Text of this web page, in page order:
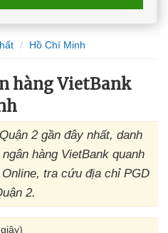
Hồ Chí Minh
hàng VietBank
2 gần đây nhất, danh
hàng VietBank quanh
tra cứu địa chỉ PGD
2.